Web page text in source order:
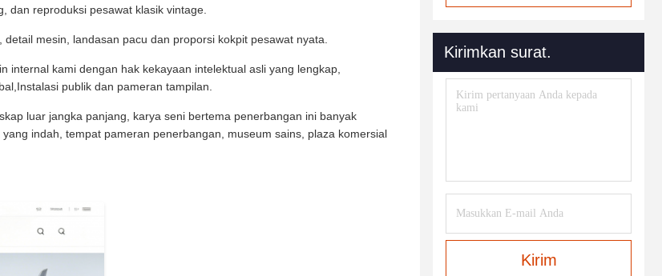
dan reproduksi pesawat klasik vintage.
mesin, landasan pacu dan proporsi kokpit pesawat nyata.
internal kami dengan hak kekayaan intelektual asli yang lengkap,
publik dan pameran tampilan.
luar jangka panjang, karya seni bertema penerbangan ini banyak
indah, tempat pameran penerbangan, museum sains, plaza komersial
Kirimkan surat.
Kirim